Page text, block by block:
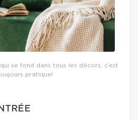
se fond dans tous les décors, c’est
pratique!